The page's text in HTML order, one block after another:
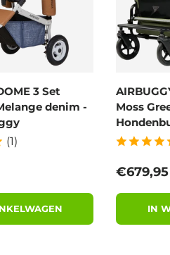
3 Set
denim -
(1)
Moss
€679,95
IN